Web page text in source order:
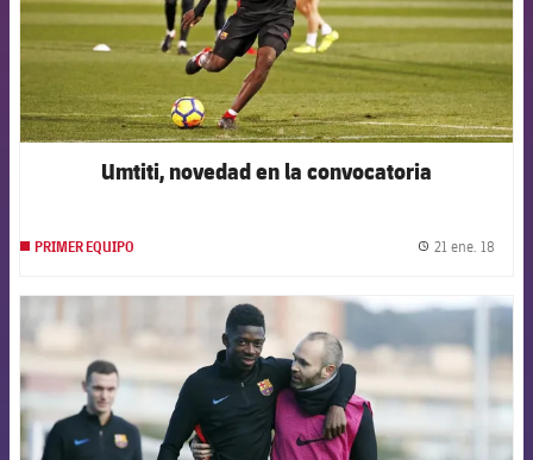
Umtiti, novedad en la convocatoria
PRIMER EQUIPO 21 ene. 18
FCB Barcelona badge